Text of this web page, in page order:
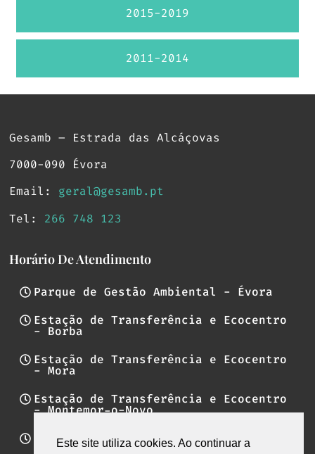
2015-2019
2011-2014
Gesamb – Estrada das Alcáçovas
7000-090 Évora
Email: geral@gesamb.pt
Tel: 266 748 123
Horário De Atendimento
Parque de Gestão Ambiental - Évora
Estação de Transferência e Ecocentro
- Borba
Estação de Transferência e Ecocentro
- Mora
Estação de Transferência e Ecocentro
- Montemor-o-Novo
Estação de Transferência e Ecocentro
- Reguengos de Monsaraz
Este site utiliza cookies. Ao continuar a